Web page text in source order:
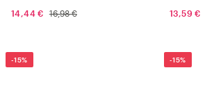
14,44 €
16,98 €
13,59 €
-15% -15%